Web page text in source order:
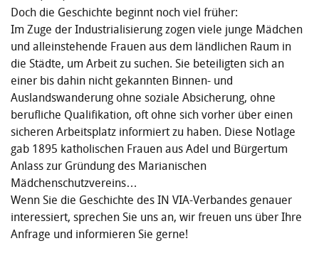
Doch die Geschichte beginnt noch viel früher:
Im Zuge der Industrialisierung zogen viele junge Mädchen
und alleinstehende Frauen aus dem ländlichen Raum in
die Städte, um Arbeit zu suchen. Sie beteiligten sich an
einer bis dahin nicht gekannten Binnen- und
Auslandswanderung ohne soziale Absicherung, ohne
berufliche Qualifikation, oft ohne sich vorher über einen
sicheren Arbeitsplatz informiert zu haben. Diese Notlage
gab 1895 katholischen Frauen aus Adel und Bürgertum
Anlass zur Gründung des Marianischen
Mädchenschutzvereins…
Wenn Sie die Geschichte des IN VIA-Verbandes genauer
interessiert, sprechen Sie uns an, wir freuen uns über Ihre
Anfrage und informieren Sie gerne!